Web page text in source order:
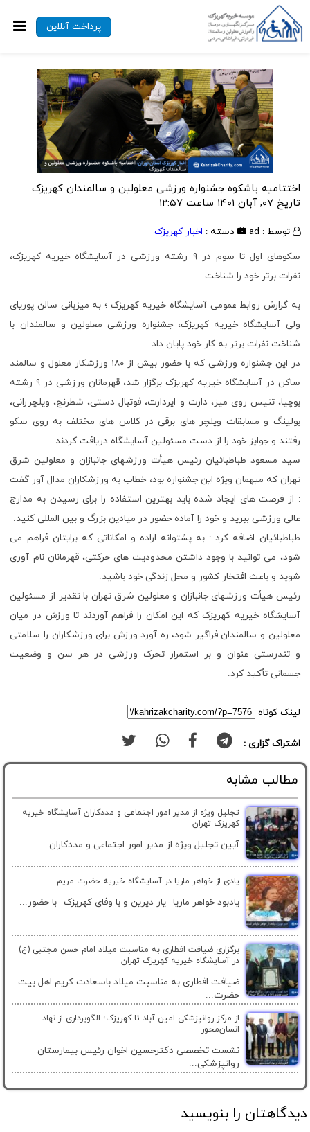
پرداخت آنلاین
اختتامیه باشکوه جشنواره ورزشی معلولین و سالمندان کهریزک
تاریخ ۰۷, آبان ۱۴۰۱ ساعت ۱۲:۵۷
توسط : ad دسته : اخبار کهریزک
سکوهای اول تا سوم در ۹ رشته ورزشی در آسایشگاه خیریه کهریزک،
نفرات برتر خود را شناخت.
به گزارش روابط عمومی آسایشگاه خیریه کهریزک ؛ به میزبانی سالن پوریای
ولی آسایشگاه خیریه کهریزک، جشنواره ورزشی معلولین و سالمندان با
شناخت نفرات برتر به کار خود پایان داد.
در این جشنواره ورزشی که با حضور بیش از ۱۸۰ ورزشکار معلول و سالمند
ساکن در آسایشگاه خیریه کهریزک برگزار شد، قهرمانان ورزشی در ۹ رشته
بوچیا، تنیس روی میز، دارت و ایردارت، فوتبال دستی، شطرنج، ویلچررانی،
بولینگ و مسابقات ویلچر های برقی در کلاس های مختلف به روی سکو
رفتند و جوایز خود را از دست مسئولین آسایشگاه دریافت کردند.
سید مسعود طباطبائیان رئیس هیأت ورزشهای جانبازان و معلولین شرق
تهران که میهمان ویژه این جشنواره بود، خطاب به ورزشکاران مدال آور گفت
: از فرصت های ایجاد شده باید بهترین استفاده را برای رسیدن به مدارج
عالی ورزشی ببرید و خود را آماده حضور در میادین بزرگ و بین المللی کنید.
طباطبائیان اضافه کرد : به پشتوانه اراده و امکاناتی که برایتان فراهم می
شود، می توانید با وجود داشتن محدودیت های حرکتی، قهرمانان نام آوری
شوید و باعث افتخار کشور و محل زندگی خود باشید.
رئیس هیأت ورزشهای جانبازان و معلولین شرق تهران با تقدیر از مسئولین
آسایشگاه خیریه کهریزک که این امکان را فراهم آوردند تا ورزش در میان
معلولین و سالمندان فراگیر شود، ره آورد ورزش برای ورزشکاران را سلامتی
و تندرستی عنوان و بر استمرار تحرک ورزشی در هر سن و وضعیت
جسمانی تأکید کرد.
لینک کوتاه
اشتراک گزاری :
مطالب مشابه
تجلیل ویژه از مدیر امور اجتماعی و مددکاران آسایشگاه خیریه
کهریزک تهران
آیین تجلیل ویژه از مدیر امور اجتماعی و مددکاران...
یادی از خواهر ماریا در آسایشگاه خیریه حضرت مریم
یادبود خواهر ماریا_ یار دیرین و با وفای کهریزک_ با حضور...
برگزاری ضیافت افطاری به مناسبت میلاد امام حسن مجتبی (ع)
در آسایشگاه خیریه کهریزک تهران
ضیافت افطاری به مناسبت میلاد باسعادت کریم اهل بیت
حضرت...
از مرکز روانپزشکی امین آباد تا کهریزک؛ الگوبرداری از نهاد
انسان‌محور
نشست تخصصی دکترحسین اخوان رئیس بیمارستان
روانپزشکی...
دیدگاهتان را بنویسید